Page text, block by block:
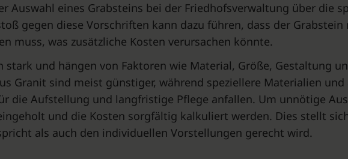
Auswahl eines Grabsteins bei der Friedhofsverwaltung über die
gegen diese Vorschriften kann dazu führen, dass der
muss, was zusätzliche Kosten verursachen könnte.
stark und hängen von Faktoren wie Material, Größe, Gestaltung
Granit sind meist günstiger, während speziellere Materialien
die Aufstellung und langfristige Pflege anfallen. Um unnötige
und die Kosten sorgfältig kalkuliert werden. Dies stellt
als auch den individuellen Vorstellungen gerecht wird.